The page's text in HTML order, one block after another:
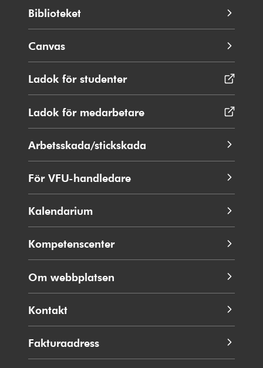
Biblioteket
Canvas
Ladok för studenterÖppnas
i
fönster
Ladok för medarbetare
i
fönster
Arbetsskada/stickskada
För VFU-handledare
Kalendarium
Kompetenscenter
Om webbplatsen
Kontakt
Fakturaadress